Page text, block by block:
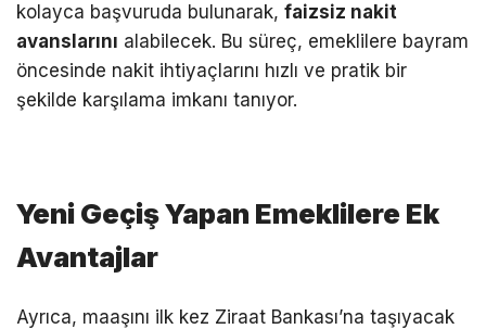
kolayca başvuruda bulunarak, faizsiz nakit
avanslarını alabilecek. Bu süreç, emeklilere bayram
öncesinde nakit ihtiyaçlarını hızlı ve pratik bir
şekilde karşılama imkanı tanıyor.
Yeni Geçiş Yapan Emeklilere Ek
Avantajlar
Ayrıca, maaşını ilk kez Ziraat Bankası’na taşıyacak